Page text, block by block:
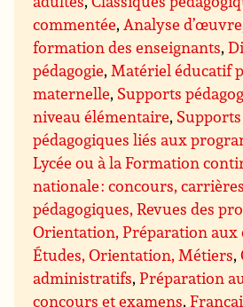
commentée, Analyse d’œuvre
formation des enseignants,
pédagogie, Matériel éducatif
maternelle, Supports
niveau élémentaire,
pédagogiques liés aux
Lycée ou à la Formation
nationale : concours, carrières
pédagogiques, Revues des
Orientation, Préparation aux
Études, Orientation, Métiers,
administratifs,Préparation
concours et examens,